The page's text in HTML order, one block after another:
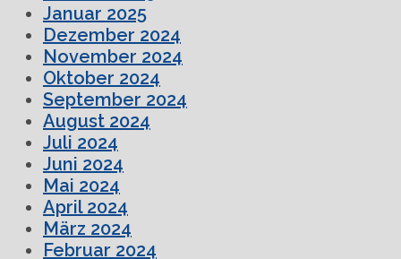
Januar 2025
Dezember 2024
November 2024
Oktober 2024
September 2024
August 2024
Juli 2024
Juni 2024
Mai 2024
April 2024
März 2024
Februar 2024